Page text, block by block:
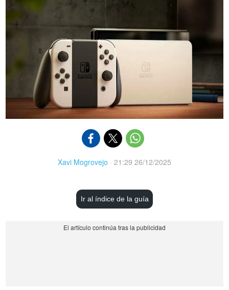
Xavi Mogrovejo · 21:29 26/12/2025
Ir al índice de la guía